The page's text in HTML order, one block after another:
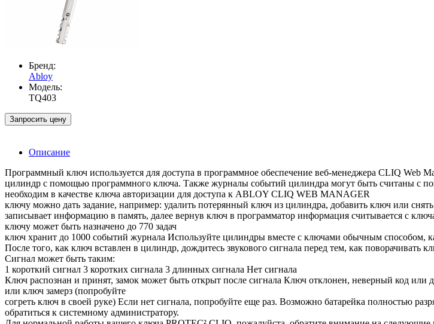
Бренд:
Abloy
Модель:
TQ403
Запросить цену
Описание
Программный ключ используется для доступа в программное обеспечение веб-менеджера CLIQ Web
цилиндр с помощью программного ключа. Также журналы событий цилиндра могут быть считаны с
необходим в качестве ключа авторизации для доступа к ABLOY CLIQ WEB MANAGER
ключу можно дать задание, например: удалить потерянный ключ из цилиндра, добавить ключ или
записывает информацию в память, далее вернув ключ в программатор информация считывается с
ключу может быть назначено до 770 задач
ключ хранит до 1000 событий журнала Используйте цилиндры вместе с ключами обычным способом,
После того, как ключ вставлен в цилиндр, дождитесь звукового сигнала перед тем, как поворачивать
Сигнал может быть таким:
1 короткий сигнал 3 коротких сигнала 3 длинных сигнала Нет сигнала
Ключ распознан и принят, замок может быть открыт после сигнала Ключ отклонен, неверный код или
или ключ замерз (попробуйте
согреть ключ в своей руке) Если нет сигнала, попробуйте еще раз. Возможно батарейка полностью
обратиться к системному администратору.